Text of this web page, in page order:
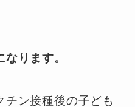
ります。
チン接種後の子ども